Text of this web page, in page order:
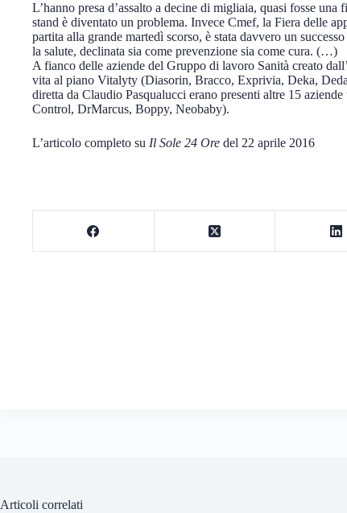
L’hanno presa d’assalto a decine di migliaia, quasi fosse
stand è diventato un problema. Invece Cmef, la Fiera delle
partita alla grande martedì scorso, è stata davvero un
la salute, declinata sia come prevenzione sia come cura. (…)
A fianco delle aziende del Gruppo di lavoro Sanità creato
vita al piano Vitalyty (Diasorin, Bracco, Exprivia, Deka,
diretta da Claudio Pasqualucci erano presenti altre 15
Control, DrMarcus, Boppy, Neobaby).
L’articolo completo su Il Sole 24 Ore del 22 aprile 2016
Articoli correlati